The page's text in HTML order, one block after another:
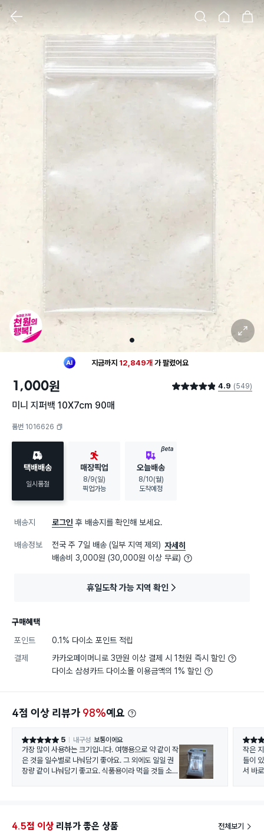
검색
클릭 시 이미지 확대 보기 팝업 열림
1
확대 보기
최근 한달439명이장바구니에 담았어요
지금까지 12,849개 가팔렸어요
장바구니에 담았어요
30대 여성
1,000원 별점 4.9점 4.9 (549)
미니 지퍼백 10X7cm 90매
품번 1016626
택배배송
일시품절
매장픽업
8/9(일)
픽업가능
BETA
오늘배송
8/10(월)
도착예정
배송지 로그인 후 배송지를 확인해 보세요.
배송정보 전국 주 7일 배송 (일부 지역 제외) 자세히
배송비 3,000원 (30,000원 이상 무료)
휴일도착 가능 지역 확인
구매혜택
포인트
0.1% 다이소 포인트 적립
결제
카카오페이머니로 3만원 이상 결제 시 1천원 즉시 할인
다이소 삼성카드 다이소몰 이용금액의 1% 할인
4점 이상 리뷰가 98%예요
별점 5점 5 내구성 보통이에요
가장 많이 사용하는 크기입니다. 여행용으로 약 같이 작
은 것을 일수별로 나눠담기 좋아요. 그 외에도 일일 권
장량 같이 나눠담기 좋고요. 식품용이라 먹을 것들 소분
별점 5
작은
들이
서 바
4.5점 이상 리뷰가 좋은 상품 전체보기